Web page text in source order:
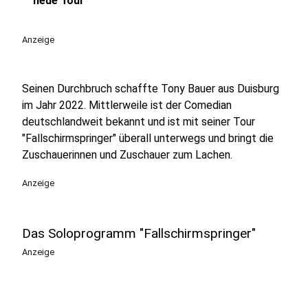
Anzeige
Seinen Durchbruch schaffte Tony Bauer aus Duisburg
im Jahr 2022. Mittlerweile ist der Comedian
deutschlandweit bekannt und ist mit seiner Tour
"Fallschirmspringer" überall unterwegs und bringt die
Zuschauerinnen und Zuschauer zum Lachen.
Anzeige
Das Soloprogramm "Fallschirmspringer"
Anzeige